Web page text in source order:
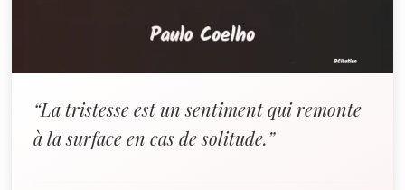
“La tristesse est un sentiment qui remonte
à la surface en cas de solitude.”